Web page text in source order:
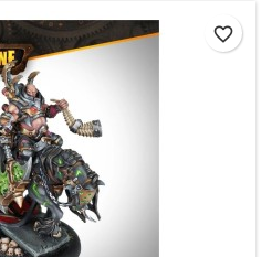
favorite_border